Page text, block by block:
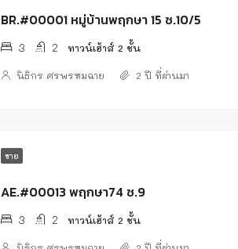
BR.#00001 หมู่บ้านพฤกษา 15 ซ.10/5
3 2 ทาวน์เฮ้าส์ 2 ชั้น
นิธิกร ศรพรหมฉาย 2 ปี ที่ผ่านมา
ขาย
AE.#00013 พฤกษา74 ซ.9
3 2 ทาวน์เฮ้าส์ 2 ชั้น